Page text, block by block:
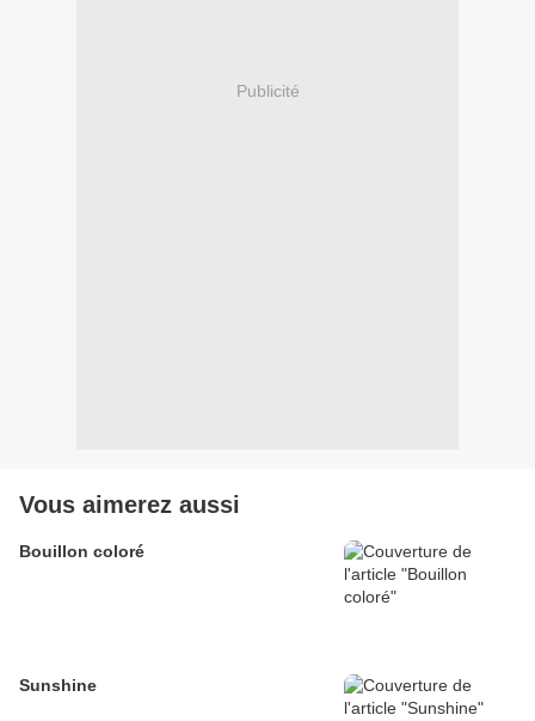
Publicité
Vous aimerez aussi
Bouillon coloré
Sunshine